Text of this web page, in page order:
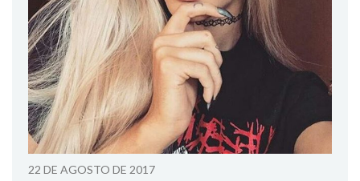
22 DE AGOSTO DE 2017